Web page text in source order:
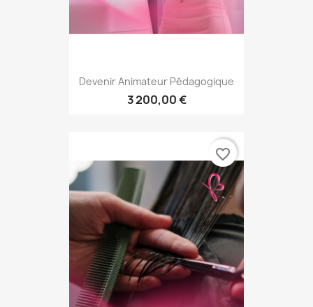
Devenir Animateur Pédagogique
3 200,00 €
favorite_border